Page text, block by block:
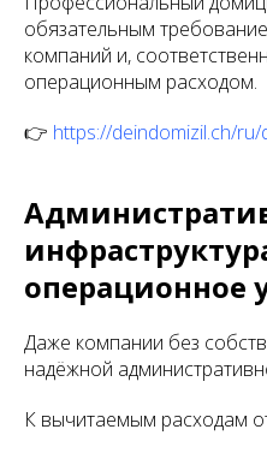
обязательным
компаний и,
операционным расходом.
👉 https://deindomizil.ch/
операционное
Даже компании без
надёжной
К вычитаемым расходам